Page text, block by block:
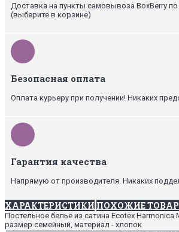
Доставка на пункты самовывоза BoxBerry по
(выберите в корзине)
Безопасная оплата
Оплата курьеру при получении! Никаких
Гарантия качества
Напрямую от производителя. Никаких
ХАРАКТЕРИСТИКИ ПОХОЖИЕ
Постельное белье из сатина Ecotex Harmonica
размер семейный, материал - хлопок